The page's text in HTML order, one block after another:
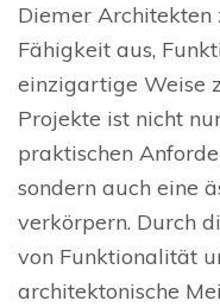
Diemer Architekten
Fähigkeit aus,
einzigartige Weise
Projekte ist nicht
praktischen
sondern auch eine
verkörpern. Durch
von Funktionalität
architektonische